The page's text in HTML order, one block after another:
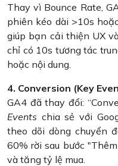
Thay vì Bounce Rate,
phiên kéo dài >10s
giúp bạn cải thiện UX
chỉ có 10s tương tác
hoặc nội dung.
4. Conversion (Key
GA4 đã thay đổi:
Events chia sẻ với
theo dõi dòng chuyển
60% rời sau bước
và tăng tỷ lệ mua.